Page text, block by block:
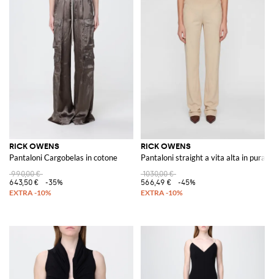
RICK OWENS
Pantaloni Cargobelas in cotone
990,00 €
643,50 €
-35%
RICK OWENS
Pantaloni straight a vita alta in pura
1030,00 €
566,49 €
-45%